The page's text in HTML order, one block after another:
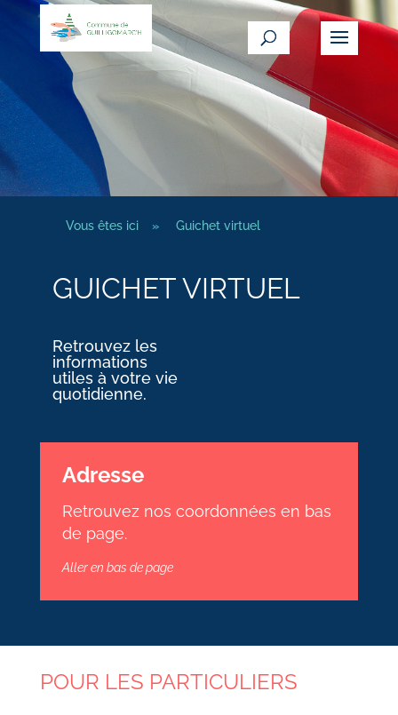
Vous êtes ici » Guichet virtuel
GUICHET VIRTUEL
Retrouvez les
informations
utiles à votre vie
quotidienne.
Adresse
Retrouvez nos coordonnées en bas
de page.
Aller en bas de page
POUR LES PARTICULIERS